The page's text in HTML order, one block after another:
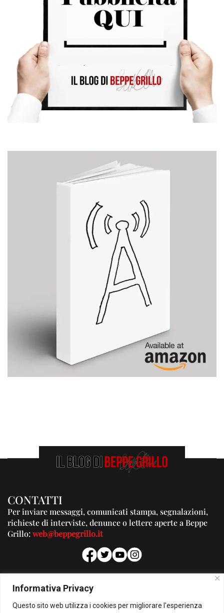
Informativa Privacy
Questo sito web utilizza i cookies per migliorare l'esperienza
CONTATTI
Per inviare messaggi, comunicati stampa, segnalazioni,
richieste di interviste, denunce o lettere aperte a Beppe
Grillo:web@beppegrillo.it
PUBBLICITA'
Per la tua pubblicità su questo Blog:
pubblicita@beppegrillo.it